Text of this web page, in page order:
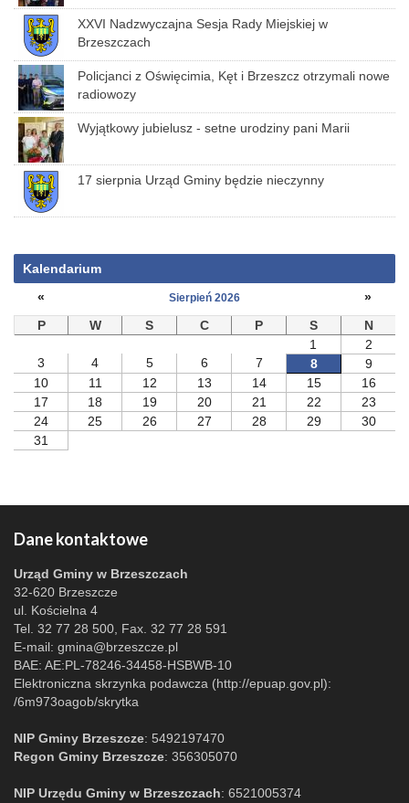
XXVI Nadzwyczajna Sesja Rady Miejskiej w
Brzeszczach
Policjanci z Oświęcimia, Kęt i Brzeszcz otrzymali nowe
radiowozy
Wyjątkowy jubielusz - setne urodziny pani Marii
17 sierpnia Urząd Gminy będzie nieczynny
Kalendarium
«
Sierpień 2026
»
P
W S C P S
N
1
2
3
4 5 6 7 8
9
10
11 12 13 14 15
16
17
18 19 20 21 22
23
24
25 26 27 28 29
30
31
Dane kontaktowe
Urząd Gminy w Brzeszczach
32-620 Brzeszcze
ul. Kościelna 4
Tel. 32 77 28 500, Fax. 32 77 28 591
E-mail: gmina@brzeszcze.pl
BAE: AE:PL-78246-34458-HSBWB-10
Elektroniczna skrzynka podawcza (http://epuap.gov.pl):
/6m973oagob/skrytka
NIP Gminy Brzeszcze: 5492197470
Regon Gminy Brzeszcze: 356305070
NIP Urzędu Gminy w Brzeszczach: 6521005374